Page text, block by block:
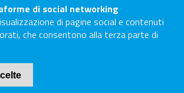
di social networking
di pagine social e contenuti
che consentono alla terza parte di